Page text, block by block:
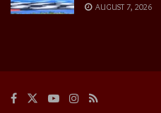
AUGUST 7, 2026